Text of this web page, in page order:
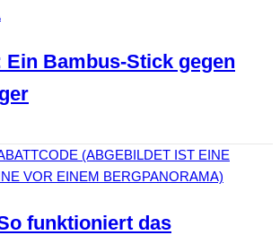
Ein Bambus-Stick gegen
funktioniert das